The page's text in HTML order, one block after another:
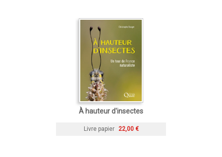
À hauteur d'insectes
Livre papier 22,00 €